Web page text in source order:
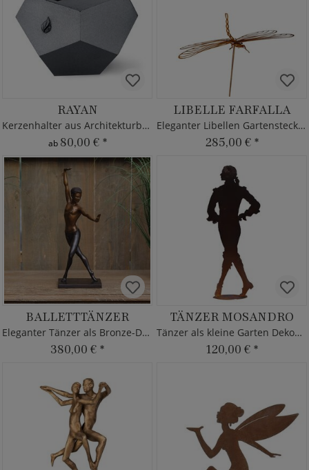
RAYAN
Kerzenhalter aus Architekturbeton
ab 80,00 € *
LIBELLE FARFALLA
Eleganter Libellen Gartenstecker
285,00 € *
BALLETTTÄNZER
Eleganter Tänzer als Bronze-Dekofigur
380,00 € *
TÄNZER MOSANDRO
Tänzer als kleine Garten Dekofigur
120,00 € *